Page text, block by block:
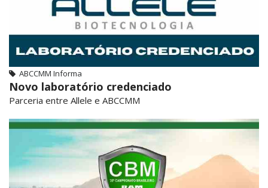
ABCCMM Informa
Novo laboratório credenciado
Parceria entre Allele e ABCCMM